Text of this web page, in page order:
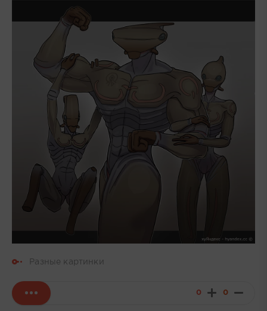
Разные картинки
0 0